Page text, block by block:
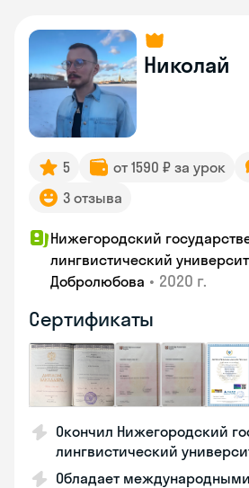
Николай
5 от 1590 ₽ за урок
3 отзыва
Нижегородский
лингвистический
Добролюбова • 2020 г.
Сертификаты
Окончил Нижегородский
лингвистический
Обладает